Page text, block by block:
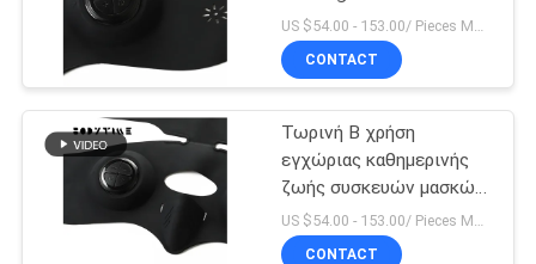
ΑΠΌΣΠΑΣΜΑ
SITEMAP
PRIVACY
POLICY
Εσώρουχα
ικανότητας
γυναικών
38
λαστιχένια ανυψωτική
μάσκα τεχνολογίας
US $54.00 - 153.00/ Pieces MOQ:1pieces
CONTACT
Τωρινή Β χρήση
εγχώριας καθημερινής
ζωής συσκευών μασκών
ανύψωσης προσώπου
μικροϋπολογιστών
CONTACT